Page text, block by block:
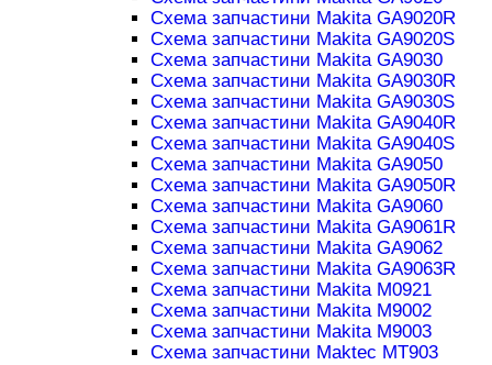
Схема запчастини Makita GA9020R
Схема запчастини Makita GA9020S
Схема запчастини Makita GA9030
Схема запчастини Makita GA9030R
Схема запчастини Makita GA9030S
Схема запчастини Makita GA9040R
Схема запчастини Makita GA9040S
Схема запчастини Makita GA9050
Схема запчастини Makita GA9050R
Схема запчастини Makita GA9060
Схема запчастини Makita GA9061R
Схема запчастини Makita GA9062
Схема запчастини Makita GA9063R
Схема запчастини Makita M0921
Схема запчастини Makita M9002
Схема запчастини Makita M9003
Схема запчастини Maktec MT903